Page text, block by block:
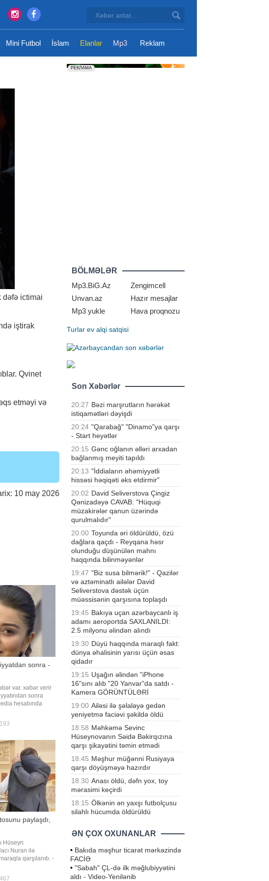
Mini Futbol İslam Elanlar Mp3 Reklam
dəfə ictimai
iştirak
Qvinet
etməyi və
10 may 2026
sonra -
var. xəbər verir
sonra
hesabında
Həmin
paylaşdı,
Hüseyn
Nuran ilə
qarşılanıb. -
Klarnet
BÖLMƏLƏR
Mp3.BiG.Az
Zengimcell
Unvan.az
Hazır mesajlar
Mp3 yukle
Hava proqnozu
Turlar ev alqi satqisi
Son Xəbərlər
20:27 Bəzi marşrutların hərəkət
istiqamətləri dəyişdi
20:24 "Qarabağ" "Dinamo"ya qarşı
- Start heyətlər
20:15 Gənc oğlanın əlləri arxadan
bağlanmış meyiti tapıldı
20:13 "İddiaların əhəmiyyətli
hissəsi həqiqəti əks etdirmir"
20:02 David Seliverstova Çingiz
Qənizadəyə CAVAB: "Hüquqi
müzakirələr qanun üzərində
qurulmalıdır"
20:00 Toyunda əri öldürüldü, özü
dağlara qaçdı - Reyqana həsr
olunduğu düşünülən mahnı
haqqında bilinməyənlər
19:47 "Biz susa bilmərik!" - Qazilər
və aztəminatlı ailələr David
Seliverstova dəstək üçün
müəssisənin qarşısına toplaşdı
19:45 Bakıya uçan azərbaycanlı iş
adamı aeroportda SAXLANILDI:
2.5 milyonu əlindən alındı
19:30 Düyü haqqında maraqlı fakt:
dünya əhalisinin yarısı üçün əsas
qidadır
19:15 Uşağın əlindən "iPhone
16"sını alıb "20 Yanvar"da satdı -
Kamera GÖRÜNTÜLƏRİ
19:00 Ailəsi ilə şəlaləyə gedən
yeniyetmə faciəvi şəkildə öldü
18:58 Məhkəmə Sevinc
Hüseynovanın Səidə Bəkirqızına
qarşı şikayətini təmin etmədi
18:45 Məşhur müğənni Rusiyaya
qarşı döyüşməyə hazırdır
18:30 Anası öldü, dəfn yox, toy
mərasimi keçirdi
18:15 Ölkənin ən yaxşı futbolçusu
silahlı hücumda öldürüldü
ƏN ÇOX OXUNANLAR
• Bakıda məşhur ticarət mərkəzində
FACİƏ
• "Sabah" ÇL-də ilk məğlubiyyətini
aldı - Video-Yenilənib